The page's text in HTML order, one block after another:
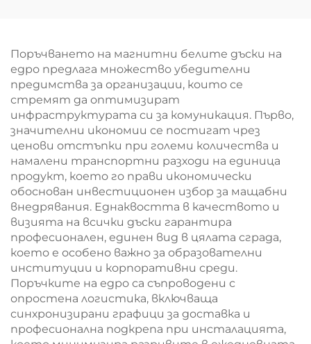
ключ, вятър
непропускащи за
училище
белотабачна с опция
за OEM
Поръчването на магнитни белите дъски на
едро предлага множество убедителни
предимства за организации, които се
стремят да оптимизират
инфраструктурата си за комуникация. Първо,
значителни икономии се постигат чрез
ценови отстъпки при големи количества и
намалени транспортни разходи на единица
продукт, което го прави икономически
обоснован инвестиционен избор за мащабни
внедрявания. Еднаквостта в качеството и
визията на всички дъски гарантира
професионален, единен вид в цялата сграда,
което е особено важно за образователни
институции и корпоративни среди.
Поръчките на едро са съпроводени с
опростена логистика, включваща
синхронизирани графици за доставка и
професионална подкрепа при инсталацията,